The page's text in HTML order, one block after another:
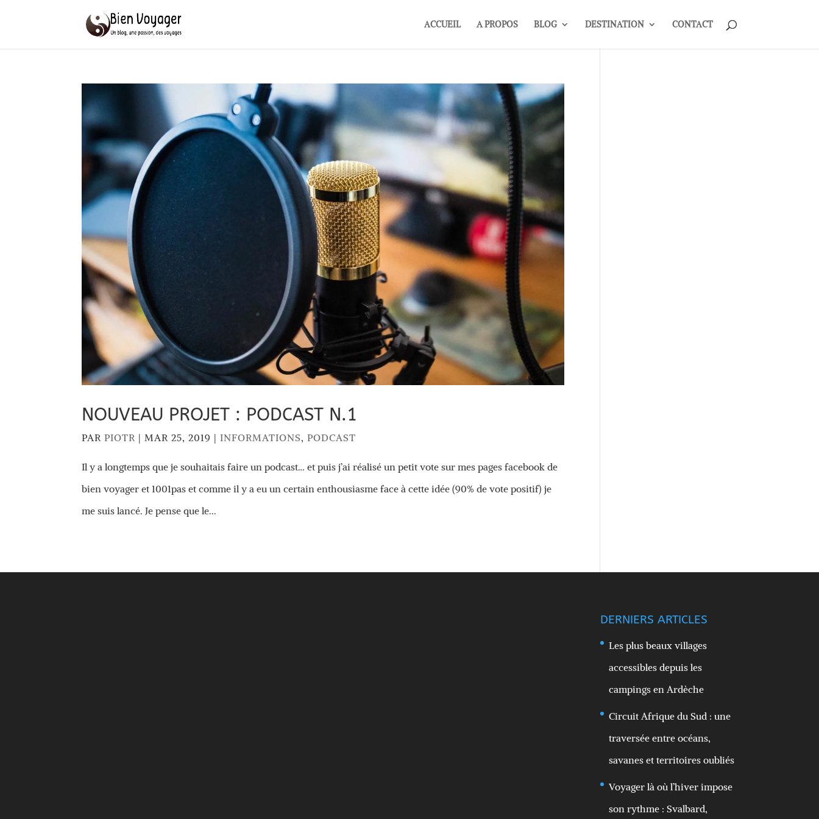
ACCUEIL A PROPOS BLOG DESTINATION CONTACT
NOUVEAU PROJET : PODCAST N.1
PARPIOTR | MAR 25, 2019 |INFORMATIONS,PODCAST
Il y a longtemps que je souhaitais faire un podcast… et puis j’ai réalisé un petit vote sur mes pages facebook de
bien voyager et 1001pas et comme il y a eu un certain enthousiasme face à cette idée (90% de vote positif) je
me suis lancé. Je pense que le...
DERNIERS ARTICLES
Les plus beaux villages
accessibles depuis les
campings en Ardèche
Circuit Afrique du Sud : une
traversée entre océans,
savanes et territoires oubliés
Voyager là où l’hiver impose
son rythme : Svalbard,